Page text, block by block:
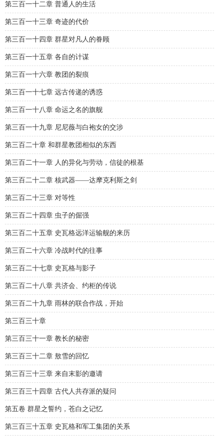
第三百一十二章 普通人的生活
第三百一十三章 奇迹的代价
第三百一十四章 群星对凡人的眷顾
第三百一十五章 各自的计谋
第三百一十六章 教团的裂痕
第三百一十七章 远古传递的诱惑
第三百一十八章 命运之名的旗舰
第三百一十九章 尼尼薇与白袍女的交涉
第三百二十章 和群星教团相似的东西
第三百二十一章 人的异化与劳动，信徒的根基
第三百二十二章 核武器——达摩克利斯之剑
第三百二十三章 对等性
第三百二十四章 虫子的倔强
第三百二十五章 史瓦格远洋运输舰的来历
第三百二十六章 冷战时代的往事
第三百二十七章 史瓦格与影子
第三百二十八章 共济会、约柜的传说
第三百二十九章 雨林的联合作战，开始
第三百三十章
第三百三十一章 教长的秘密
第三百三十二章 敖雪的回忆
第三百三十三章 来自末影的邀请
第三百三十四章 古代人共存派的疑问
第五卷 群星之誓约，苍白之记忆
第三百三十五章 史瓦格和军工集团的关系